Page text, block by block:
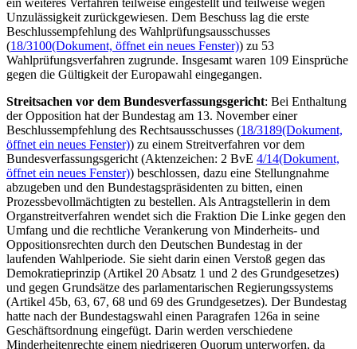
Unzulässigkeit zurückgewiesen. Dem Beschuss lag die erste
Beschlussempfehlung des Wahlprüfungsausschusses
(18/3100(Dokument, öffnet ein neues Fenster)) zu 53
Wahlprüfungsverfahren zugrunde. Insgesamt waren 109 Einsprüche
gegen die Gültigkeit der Europawahl eingegangen.
Streitsachen vor dem Bundesverfassungsgericht: Bei Enthaltung
der Opposition hat der Bundestag am 13. November einer
Beschlussempfehlung des Rechtsausschusses (18/3189(Dokument,
öffnet ein neues Fenster)) zu einem Streitverfahren vor dem
Bundesverfassungsgericht (Aktenzeichen: 2 BvE 4/14(Dokument,
öffnet ein neues Fenster)) beschlossen, dazu eine Stellungnahme
abzugeben und den Bundestagspräsidenten zu bitten, einen
Prozessbevollmächtigten zu bestellen. Als Antragstellerin in dem
Organstreitverfahren wendet sich die Fraktion Die Linke gegen den
Umfang und die rechtliche Verankerung von Minderheits- und
Oppositionsrechten durch den Deutschen Bundestag in der
laufenden Wahlperiode. Sie sieht darin einen Verstoß gegen das
Demokratieprinzip (Artikel 20 Absatz 1 und 2 des Grundgesetzes)
und gegen Grundsätze des parlamentarischen Regierungssystems
(Artikel 45b, 63, 67, 68 und 69 des Grundgesetzes). Der Bundestag
hatte nach der Bundestagswahl einen Paragrafen 126a in seine
Geschäftsordnung eingefügt. Darin werden verschiedene
Minderheitenrechte einem niedrigeren Quorum unterworfen, da